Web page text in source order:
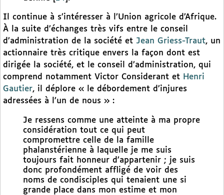
Il continue à s’intéresser à l’Union agricole d’Afrique.
À la suite d’échanges très vifs entre le conseil
d’administration de la société et Jean Griess-Traut, un
actionnaire très critique envers la façon dont est
dirigée la société, et le conseil d’administration, qui
comprend notamment Victor Considerant et Henri
Gautier, il déplore « le débordement d’injures
adressées à l’un de nous » :
Je ressens comme une atteinte à ma propre
considération tout ce qui peut
compromettre celle de la famille
phalanstérienne à laquelle je me suis
toujours fait honneur d’appartenir ; je suis
donc profondément affligé de voir des
noms de condisciples qui tenaient une si
grande place dans mon estime et mon